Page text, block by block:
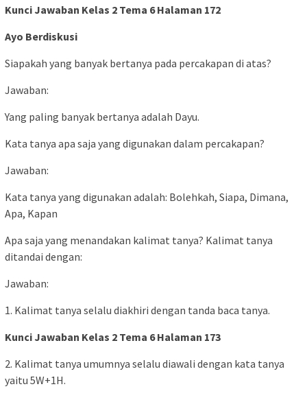
Kunci Jawaban Kelas 2 Tema 6 Halaman 172
Ayo Berdiskusi
Siapakah yang banyak bertanya pada percakapan di atas?
Jawaban:
Yang paling banyak bertanya adalah Dayu.
Kata tanya apa saja yang digunakan dalam percakapan?
Jawaban:
Kata tanya yang digunakan adalah: Bolehkah, Siapa, Dimana,
Apa, Kapan
Apa saja yang menandakan kalimat tanya? Kalimat tanya
ditandai dengan:
Jawaban:
1. Kalimat tanya selalu diakhiri dengan tanda baca tanya.
Kunci Jawaban Kelas 2 Tema 6 Halaman 173
2. Kalimat tanya umumnya selalu diawali dengan kata tanya
yaitu 5W+1H.